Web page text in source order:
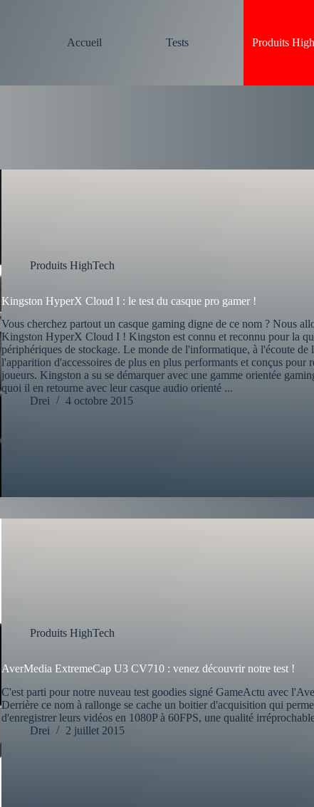
Accueil
Tests Produits
Produits HighTech
Kingston HyperX Cloud I : le test du casque pro gamer !
Vous cherchez partout un casque gaming digne de ce nom ? Nous
Kingston HyperX Cloud I ! Kingston est connu et reconnu pour la
périphériques de stockage. Le monde de l'informatique, à l'écoute de
l'apparition d'accessoires de plus en plus performants et conçus pour
joueurs. Kingston a su se démarquer avec une gamme orientée
quoi il en retourne avec leur casque audio orienté ...
Drei
4 octobre 2015
Produits HighTech
AverMedia ExtremeCap U3 CV710 : venez découvrir notre test !
C'est parti pour notre nuveau test goodies signé GameActu avec
Derrière ce nom à rallonge se cache un boitier d'acquisition qui
d'enregistrer leurs vidéos en 1080P à 60FPS, une qualité
Drei
2 juillet 2015